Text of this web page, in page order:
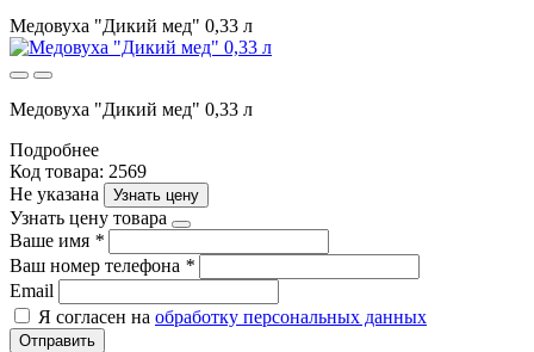
Медовуха "Дикий мед" 0,33 л
Медовуха "Дикий мед" 0,33 л
Подробнее
Код товара: 2569
Не указана
Узнать цену
Узнать цену товара
Ваше имя *
Ваш номер телефона *
Email
Я согласен на обработку персональных данных
Отправить